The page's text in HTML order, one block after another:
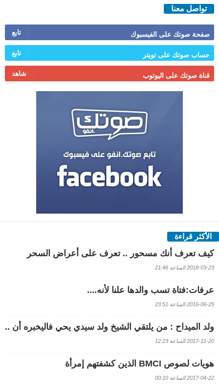
تواصل معنا
صفحة صوتك على الفيسبوك تابع
حساب صوتك على تويتر تابع
قناة صوتك على اليوتوب شاهد
الأكثر قراءة
كيف تعرف أنك مسحور .. تعرف على أعراض السحر
2018-03-23 الساعة 21:46
عرفات:فتاة تسب والدها علنا لأنه....
2016-06-25 الساعة 23:51
ولد الميداح : من يلتقي الشيخ ولد سيدي يحي فاليخبره أن ..
2017-11-20 الساعة 12:23
هويات لصوص BMCI الذين كشفتهم إمرأة
2017-04-22 الساعة 00:10